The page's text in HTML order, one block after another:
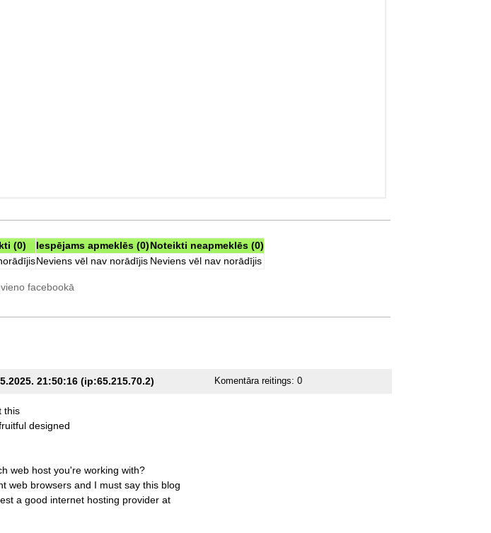
(0) Iespējams apmeklēs (0)Noteikti neapmeklēs (0)
Neviens vēl nav norādījis Neviens vēl nav norādījis
facebookā
21:50:16 (ip:65.215.70.2) Komentāra reitings:0
this
designed
web host you're working with?
web browsers and I must say this blog
a good internet hosting provider at